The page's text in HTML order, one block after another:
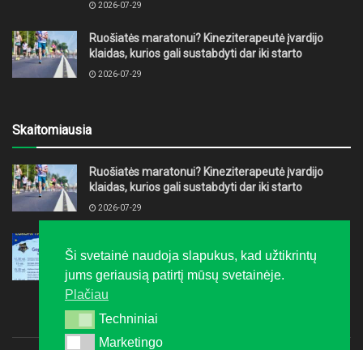
2026-07-29
Ruošiatės maratonui? Kineziterapeutė įvardijo
klaidas, kurios gali sustabdyti dar iki starto
2026-07-29
Skaitomiausia
Ruošiatės maratonui? Kineziterapeutė įvardijo
klaidas, kurios gali sustabdyti dar iki starto
2026-07-29
2017-04-24
Ši svetainė naudoja slapukus, kad užtikrintų
jums geriausią patirtį mūsų svetainėje.
Plačiau
Techniniai
Techniniai
Marketingo
Marketingo